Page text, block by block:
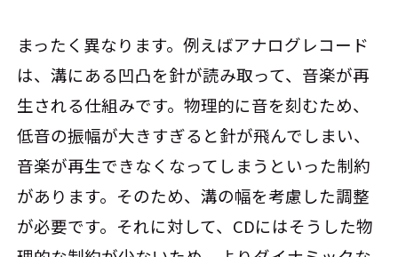
まったく異なります。例えばアナログレコード
は、溝にある凹凸を針が読み取って、音楽が再
生される仕組みです。物理的に音を刻むため、
低音の振幅が大きすぎると針が飛んでしまい、
音楽が再生できなくなってしまうといった制約
があります。そのため、溝の幅を考慮した調整
が必要です。それに対して、CDにはそうした物